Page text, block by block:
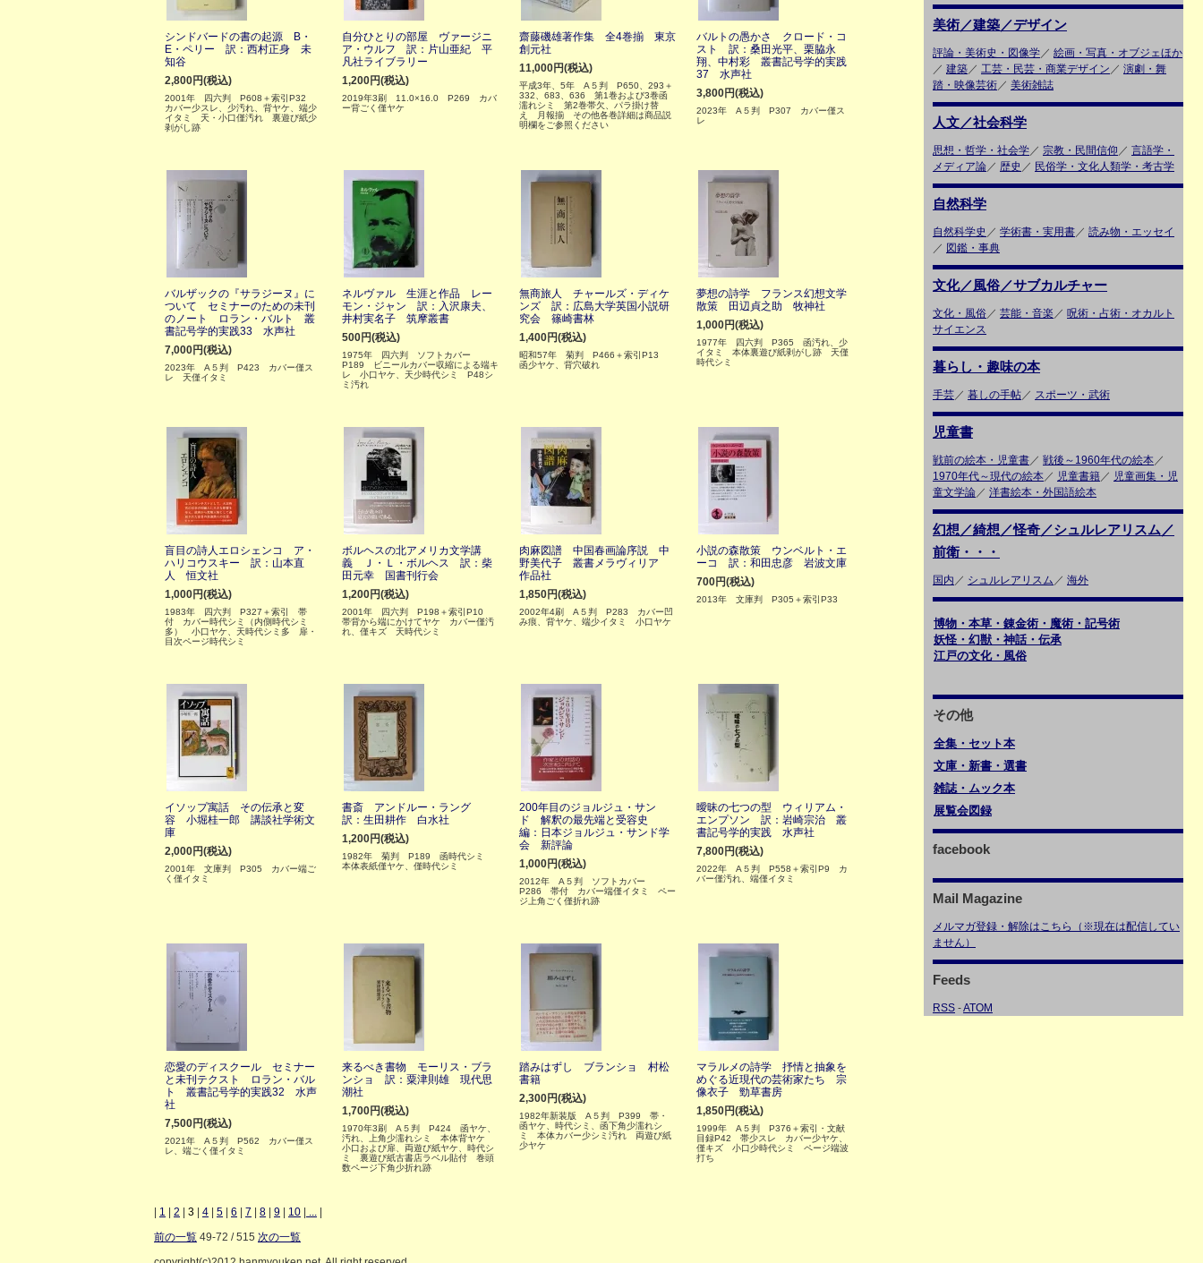
シンドバードの書の起源 B・
E・ペリー 訳：西村正身 未
知谷
2,800円(税込)
2001年 四六判 P608＋索引P32
カバー少スレ、少汚れ、背ヤケ、端少
イタミ 天・小口僅汚れ 裏遊び紙少
剥がし跡
自分ひとりの部屋 ヴァージニ
ア・ウルフ 訳：片山亜紀 平
凡社ライブラリー
1,200円(税込)
2019年3刷 11.0×16.0 P269 カバ
ー背ごく僅ヤケ
齋藤磯雄著作集 全4巻揃 東京
創元社
11,000円(税込)
平成3年、5年 A５判 P650、293＋
332、683、636 第1巻および3巻函
濡れシミ 第2巻帯欠、パラ掛け替
え 月報揃 その他各巻詳細は商品説
明欄をご参照ください
バルトの愚かさ クロード・コ
スト 訳：桑田光平、栗脇永
翔、中村彩 叢書記号学的実践
37 水声社
3,800円(税込)
2023年 A５判 P307 カバー僅ス
レ
バルザックの『サラジーヌ』に
ついて セミナーのための未刊
のノート ロラン・バルト 叢
書記号学的実践33 水声社
7,000円(税込)
2023年 A５判 P423 カバー僅ス
レ 天僅イタミ
ネルヴァル 生涯と作品 レー
モン・ジャン 訳：入沢康夫、
井村実名子 筑摩叢書
500円(税込)
1975年 四六判 ソフトカバー
P189 ビニールカバー収縮による端キ
レ 小口ヤケ、天少時代シミ P48シ
ミ汚れ
無商旅人 チャールズ・ディケ
ンズ 訳：広島大学英国小説研
究会 篠崎書林
1,400円(税込)
昭和57年 菊判 P466＋索引P13
函少ヤケ、背穴破れ
夢想の詩学 フランス幻想文学
散策 田辺貞之助 牧神社
1,000円(税込)
1977年 四六判 P365 函汚れ、少
イタミ 本体裏遊び紙剥がし跡 天僅
時代シミ
盲目の詩人エロシェンコ ア・
ハリコウスキー 訳：山本直
人 恒文社
1,000円(税込)
1983年 四六判 P327＋索引 帯
付 カバー時代シミ（内側時代シミ
多） 小口ヤケ、天時代シミ多 扉・
目次ページ時代シミ
ボルヘスの北アメリカ文学講
義 Ｊ・Ｌ・ボルヘス 訳：柴
田元幸 国書刊行会
1,200円(税込)
2001年 四六判 P198＋索引P10
帯背から端にかけてヤケ カバー僅汚
れ、僅キズ 天時代シミ
肉麻図譜 中国春画論序説 中
野美代子 叢書メラヴィリア
作品社
1,850円(税込)
2002年4刷 A５判 P283 カバー凹
み痕、背ヤケ、端少イタミ 小口ヤケ
小説の森散策 ウンベルト・エ
ーコ 訳：和田忠彦 岩波文庫
700円(税込)
2013年 文庫判 P305＋索引P33
イソップ寓話 その伝承と変
容 小堀桂一郎 講談社学術文
庫
2,000円(税込)
2001年 文庫判 P305 カバー端ご
く僅イタミ
書斎 アンドルー・ラング
訳：生田耕作 白水社
1,200円(税込)
1982年 菊判 P189 函時代シミ
本体表紙僅ヤケ、僅時代シミ
200年目のジョルジュ・サン
ド 解釈の最先端と受容史
編：日本ジョルジュ・サンド学
会 新評論
1,000円(税込)
2012年 A５判 ソフトカバー
P286 帯付 カバー端僅イタミ ペー
ジ上角ごく僅折れ跡
曖昧の七つの型 ウィリアム・
エンプソン 訳：岩崎宗治 叢
書記号学的実践 水声社
7,800円(税込)
2022年 A５判 P558＋索引P9 カ
バー僅汚れ、端僅イタミ
恋愛のディスクール セミナー
と未刊テクスト ロラン・バル
ト 叢書記号学的実践32 水声
社
7,500円(税込)
2021年 A５判 P562 カバー僅ス
レ、端ごく僅イタミ
来るべき書物 モーリス・ブラ
ンショ 訳：粟津則雄 現代思
潮社
1,700円(税込)
1970年3刷 A５判 P424 函ヤケ、
汚れ、上角少濡れシミ 本体背ヤケ
小口および扉、両遊び紙ヤケ、時代シ
ミ 裏遊び紙古書店ラベル貼付 巻頭
数ページ下角少折れ跡
踏みはずし ブランショ 村松
書籍
2,300円(税込)
1982年新装版 A５判 P399 帯・
函ヤケ、時代シミ、函下角少濡れシ
ミ 本体カバー少シミ汚れ 両遊び紙
少ヤケ
マラルメの詩学 抒情と抽象を
めぐる近現代の芸術家たち 宗
像衣子 勁草書房
1,850円(税込)
1999年 A５判 P376＋索引・文献
目録P42 帯少スレ カバー少ヤケ、
僅キズ 小口少時代シミ ページ端波
打ち
1 2 3 4 5 6 7 8 9 10 ...
前の一覧 49-72 / 515 次の一覧
美術／建築／デザイン
評論・美術史・図像学／ 絵画・写真・オブジェほか
／ 建築／ 工芸・民芸・商業デザイン ／ 演劇・舞
踏・映像芸術／ 美術雑誌
人文／社会科学
思想・哲学・社会学／ 宗教・民間信仰 ／ 言語学・
メディア論／ 歴史 ／ 民俗学・文化人類学・考古学
自然科学
自然科学史 ／ 学術書・実用書／ 読み物・エッセイ
／ 図鑑・事典
文化／風俗／サブカルチャー
文化・風俗／ 芸能・音楽 ／ 呪術・占術・オカルト
サイエンス
暮らし・趣味の本
手芸／ 暮しの手帖／ スポーツ・武術
児童書
戦前の絵本・児童書／ 戦後～1960年代の絵本／
1970年代～現代の絵本／ 児童書籍／ 児童画集・児
童文学論／ 洋書絵本・外国語絵本
幻想／綺想／怪奇／シュルレアリスム／
前衛・・・
国内 ／ シュルレアリスム ／ 海外
博物・本草・錬金術・魔術・記号術
妖怪・幻獣・神話・伝承
江戸の文化・風俗
その他
全集・セット本
文庫・新書・選書
雑誌・ムック本
展覧会図録
facebook
Mail Magazine
メルマガ登録・解除はこちら（※現在は配信してい
ません）
Feeds
RSS -ATOM